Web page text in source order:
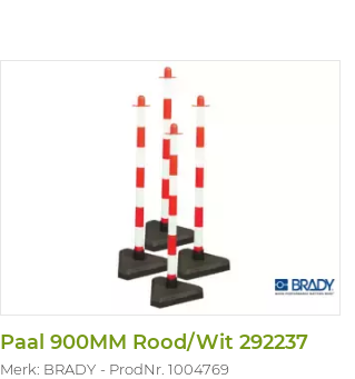
Paal 900MM Rood/Wit 292237
Merk: BRADY ProdNr. 1004769